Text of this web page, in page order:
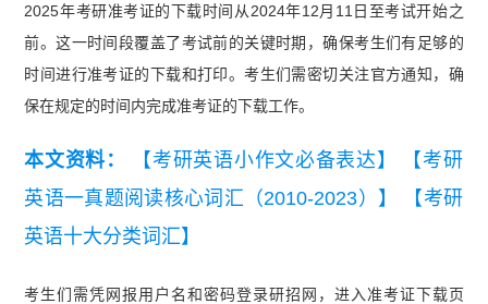
2025年考研准考证的下载时间从2024年12月11日至考试开始之
前。这一时间段覆盖了考试前的关键时期，确保考生们有足够的
时间进行准考证的下载和打印。考生们需密切关注官方通知，确
保在规定的时间内完成准考证的下载工作。
本文资料： 【考研英语小作文必备表达】
【考研
英语一真题阅读核心词汇（2010-2023）】
【考研
英语十大分类词汇】
考生们需凭网报用户名和密码登录研招网，进入准考证下载页